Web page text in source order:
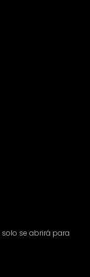
se abrirá para